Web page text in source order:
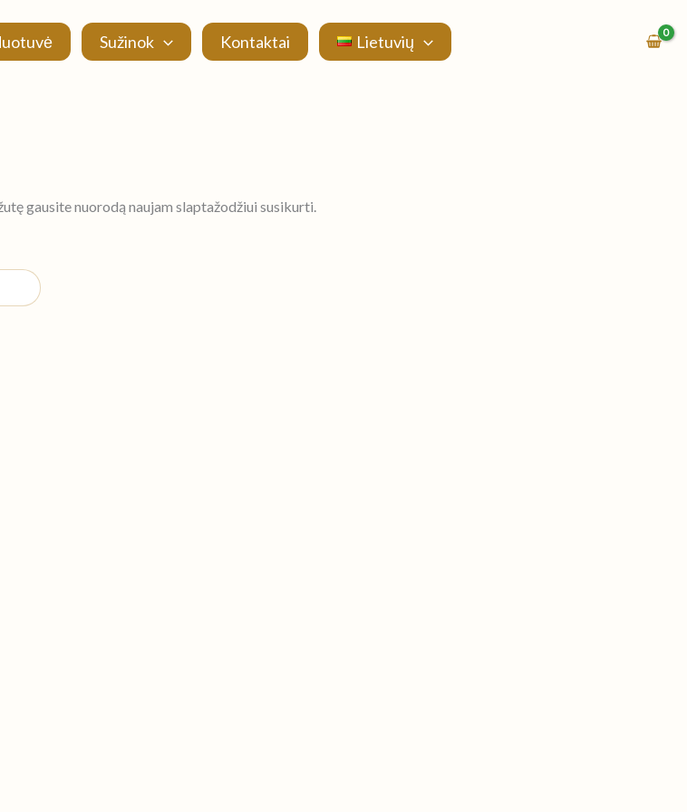
Sužinok Kontaktai Lietuvių
gausite nuorodą naujam slaptažodžiui susikurti.